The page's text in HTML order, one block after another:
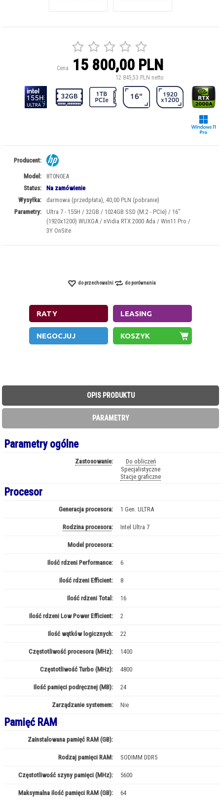
Cena 15 800,00 PLN
12 845,53 PLN netto
Producent:
Model:
8T0N0EA
Status:
Na zamówienie
Wysyłka:
darmowa (przedpłata), 40,00 PLN (pobranie)
Parametry:
Ultra 7 - 155H / 32GB / 1024GB SSD (M.2 - PCIe) / 16"
(1920x1200) WUXGA / nVidia RTX 2000 Ada / Win11 Pro /
3Y OnSite
do przechowalni do porównania
OPIS PRODUKTU
PARAMETRY
Parametry ogólne
Zastosowanie:
Do obliczeń
Specjalistyczne
Stacje graficzne
Procesor
Generacja procesora: 1 Gen. ULTRA
Rodzina procesora: Intel Ultra 7
Model procesora:
Ilość rdzeni Performance: 6
Ilość rdzeni Efficient: 8
Ilość rdzeni Total: 16
Ilość rdzeni Low Power Efficient: 2
Ilość wątków logicznych: 22
Częstotliwość procesora (MHz): 1400
Częstotliwość Turbo (MHz): 4800
Ilość pamięci podręcznej (MB): 24
Zarządzanie systemem: Nie
Pamięć RAM
Zainstalowana pamięć RAM (GB):
Rodzaj pamięci RAM: SODIMM DDR5
Częstotliwość szyny pamięci (MHz): 5600
Maksymalna ilość pamięci RAM (GB): 64